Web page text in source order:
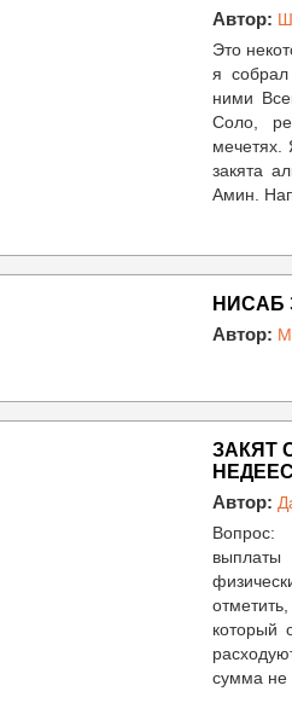
Автор:
Это
я
ними
Соло,
мечетях.
закята
Амин.
НИСАБ
Автор:
ЗАКЯТ
Автор:
Вопрос:
выплаты
который
сумма не